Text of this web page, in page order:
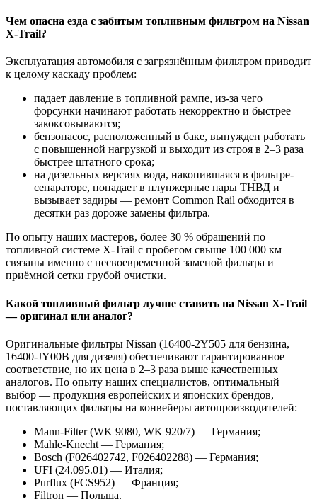
Чем опасна езда с забитым топливным фильтром на Nissan
X-Trail?
Эксплуатация автомобиля с загрязнённым фильтром приводит
к целому каскаду проблем:
падает давление в топливной рампе, из-за чего
форсунки начинают работать некорректно и быстрее
закоксовываются;
бензонасос, расположенный в баке, вынужден работать
с повышенной нагрузкой и выходит из строя в 2–3 раза
быстрее штатного срока;
на дизельных версиях вода, накопившаяся в фильтре-
сепараторе, попадает в плунжерные пары ТНВД и
вызывает задиры — ремонт Common Rail обходится в
десятки раз дороже замены фильтра.
По опыту наших мастеров, более 30 % обращений по
топливной системе X-Trail с пробегом свыше 100 000 км
связаны именно с несвоевременной заменой фильтра и
приёмной сетки грубой очистки.
Какой топливный фильтр лучше ставить на Nissan X-Trail
— оригинал или аналог?
Оригинальные фильтры Nissan (16400-2Y505 для бензина,
16400-JY00B для дизеля) обеспечивают гарантированное
соответствие, но их цена в 2–3 раза выше качественных
аналогов. По опыту наших специалистов, оптимальный
выбор — продукция европейских и японских брендов,
поставляющих фильтры на конвейеры автопроизводителей:
Mann-Filter (WK 9080, WK 920/7) — Германия;
Mahle-Knecht — Германия;
Bosch (F026402742, F026402288) — Германия;
UFI (24.095.01) — Италия;
Purflux (FCS952) — Франция;
Filtron — Польша.